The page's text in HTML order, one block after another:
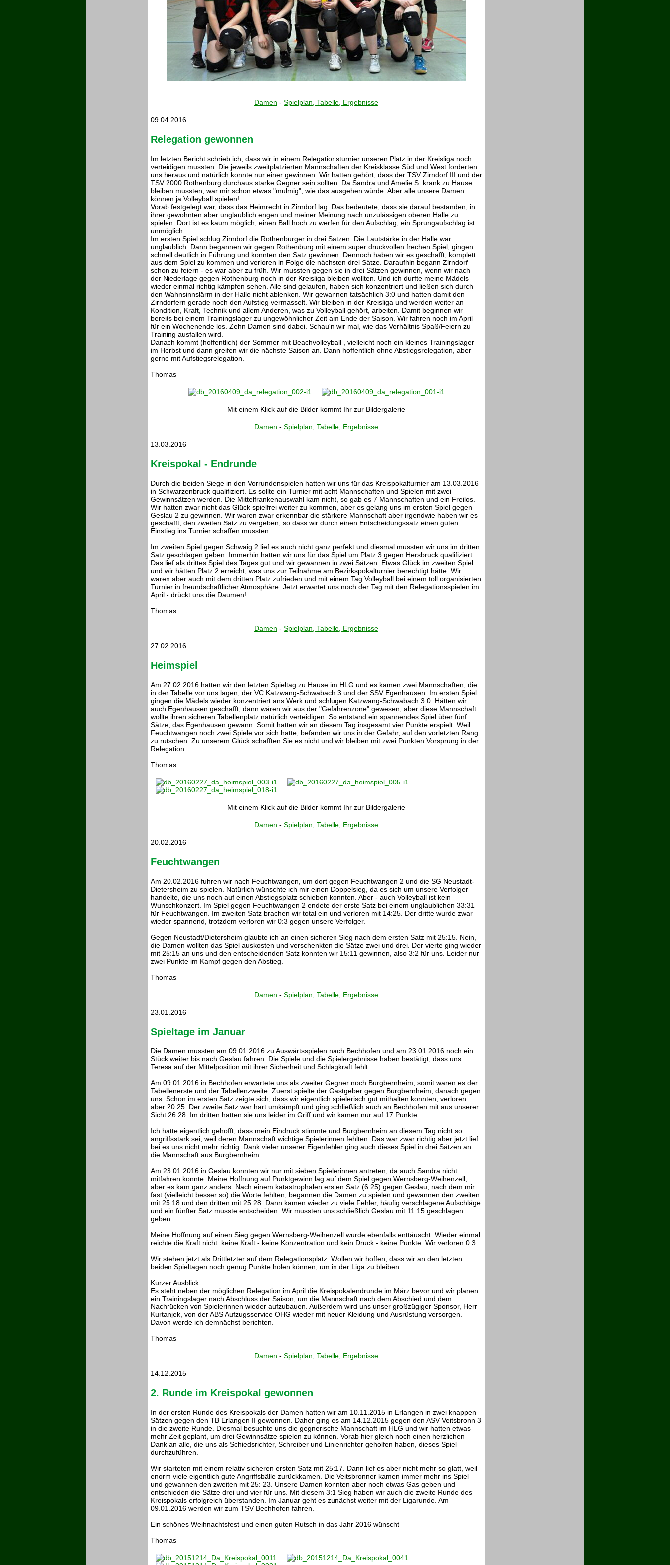
Damen - Spielplan, Tabelle, Ergebnisse
09.04.2016
Relegation gewonnen
Im letzten Bericht schrieb ich, dass wir in einem Relegationsturnier unseren Platz in der Kreisliga noch
verteidigen mussten. Die jeweils zweitplatzierten Mannschaften der Kreisklasse Süd und West forderten
uns heraus und natürlich konnte nur einer gewinnen. Wir hatten gehört, dass der TSV Zirndorf III und der
TSV 2000 Rothenburg durchaus starke Gegner sein sollten. Da Sandra und Amelie S. krank zu Hause
bleiben mussten, war mir schon etwas "mulmig", wie das ausgehen würde. Aber alle unsere Damen
können ja Volleyball spielen!
Vorab festgelegt war, dass das Heimrecht in Zirndorf lag. Das bedeutete, dass sie darauf bestanden, in
ihrer gewohnten aber unglaublich engen und meiner Meinung nach unzulässigen oberen Halle zu
spielen. Dort ist es kaum möglich, einen Ball hoch zu werfen für den Aufschlag, ein Sprungaufschlag ist
unmöglich.
Im ersten Spiel schlug Zirndorf die Rothenburger in drei Sätzen. Die Lautstärke in der Halle war
unglaublich. Dann begannen wir gegen Rothenburg mit einem super druckvollen frechen Spiel, gingen
schnell deutlich in Führung und konnten den Satz gewinnen. Dennoch haben wir es geschafft, komplett
aus dem Spiel zu kommen und verloren in Folge die nächsten drei Sätze. Daraufhin begann Zirndorf
schon zu feiern - es war aber zu früh. Wir mussten gegen sie in drei Sätzen gewinnen, wenn wir nach
der Niederlage gegen Rothenburg noch in der Kreisliga bleiben wollten. Und ich durfte meine Mädels
wieder einmal richtig kämpfen sehen. Alle sind gelaufen, haben sich konzentriert und ließen sich durch
den Wahnsinnslärm in der Halle nicht ablenken. Wir gewannen tatsächlich 3:0 und hatten damit den
Zirndorfern gerade noch den Aufstieg vermasselt. Wir bleiben in der Kreisliga und werden weiter an
Kondition, Kraft, Technik und allem Anderen, was zu Volleyball gehört, arbeiten. Damit beginnen wir
bereits bei einem Trainingslager zu ungewöhnlicher Zeit am Ende der Saison. Wir fahren noch im April
für ein Wochenende los. Zehn Damen sind dabei. Schau'n wir mal, wie das Verhältnis Spaß/Feiern zu
Training ausfallen wird.
Danach kommt (hoffentlich) der Sommer mit Beachvolleyball , vielleicht noch ein kleines Trainingslager
im Herbst und dann greifen wir die nächste Saison an. Dann hoffentlich ohne Abstiegsrelegation, aber
gerne mit Aufstiegsrelegation.
Thomas
Mit einem Klick auf die Bilder kommt Ihr zur Bildergalerie
Damen - Spielplan, Tabelle, Ergebnisse
13.03.2016
Kreispokal - Endrunde
Durch die beiden Siege in den Vorrundenspielen hatten wir uns für das Kreispokalturnier am 13.03.2016
in Schwarzenbruck qualifiziert. Es sollte ein Turnier mit acht Mannschaften und Spielen mit zwei
Gewinnsätzen werden. Die Mittelfrankenauswahl kam nicht, so gab es 7 Mannschaften und ein Freilos.
Wir hatten zwar nicht das Glück spielfrei weiter zu kommen, aber es gelang uns im ersten Spiel gegen
Geslau 2 zu gewinnen. Wir waren zwar erkennbar die stärkere Mannschaft aber irgendwie haben wir es
geschafft, den zweiten Satz zu vergeben, so dass wir durch einen Entscheidungssatz einen guten
Einstieg ins Turnier schaffen mussten.
Im zweiten Spiel gegen Schwaig 2 lief es auch nicht ganz perfekt und diesmal mussten wir uns im dritten
Satz geschlagen geben. Immerhin hatten wir uns für das Spiel um Platz 3 gegen Hersbruck qualifiziert.
Das lief als drittes Spiel des Tages gut und wir gewannen in zwei Sätzen. Etwas Glück im zweiten Spiel
und wir hätten Platz 2 erreicht, was uns zur Teilnahme am Bezirkspokalturnier berechtigt hätte. Wir
waren aber auch mit dem dritten Platz zufrieden und mit einem Tag Volleyball bei einem toll organisierten
Turnier in freundschaftlicher Atmosphäre. Jetzt erwartet uns noch der Tag mit den Relegationsspielen im
April - drückt uns die Daumen!
Thomas
Damen - Spielplan, Tabelle, Ergebnisse
27.02.2016
Heimspiel
Am 27.02.2016 hatten wir den letzten Spieltag zu Hause im HLG und es kamen zwei Mannschaften, die
in der Tabelle vor uns lagen, der VC Katzwang-Schwabach 3 und der SSV Egenhausen. Im ersten Spiel
gingen die Mädels wieder konzentriert ans Werk und schlugen Katzwang-Schwabach 3:0. Hätten wir
auch Egenhausen geschafft, dann wären wir aus der "Gefahrenzone" gewesen, aber diese Mannschaft
wollte ihren sicheren Tabellenplatz natürlich verteidigen. So entstand ein spannendes Spiel über fünf
Sätze, das Egenhausen gewann. Somit hatten wir an diesem Tag insgesamt vier Punkte erspielt. Weil
Feuchtwangen noch zwei Spiele vor sich hatte, befanden wir uns in der Gefahr, auf den vorletzten Rang
zu rutschen. Zu unserem Glück schafften Sie es nicht und wir bleiben mit zwei Punkten Vorsprung in der
Relegation.
Thomas
Mit einem Klick auf die Bilder kommt Ihr zur Bildergalerie
Damen - Spielplan, Tabelle, Ergebnisse
20.02.2016
Feuchtwangen
Am 20.02.2016 fuhren wir nach Feuchtwangen, um dort gegen Feuchtwangen 2 und die SG Neustadt-
Dietersheim zu spielen. Natürlich wünschte ich mir einen Doppelsieg, da es sich um unsere Verfolger
handelte, die uns noch auf einen Abstiegsplatz schieben konnten. Aber - auch Volleyball ist kein
Wunschkonzert. Im Spiel gegen Feuchtwangen 2 endete der erste Satz bei einem unglaublichen 33:31
für Feuchtwangen. Im zweiten Satz brachen wir total ein und verloren mit 14:25. Der dritte wurde zwar
wieder spannend, trotzdem verloren wir 0:3 gegen unsere Verfolger.
Gegen Neustadt/Dietersheim glaubte ich an einen sicheren Sieg nach dem ersten Satz mit 25:15. Nein,
die Damen wollten das Spiel auskosten und verschenkten die Sätze zwei und drei. Der vierte ging wieder
mit 25:15 an uns und den entscheidenden Satz konnten wir 15:11 gewinnen, also 3:2 für uns. Leider nur
zwei Punkte im Kampf gegen den Abstieg.
Thomas
Damen - Spielplan, Tabelle, Ergebnisse
23.01.2016
Spieltage im Januar
Die Damen mussten am 09.01.2016 zu Auswärtsspielen nach Bechhofen und am 23.01.2016 noch ein
Stück weiter bis nach Geslau fahren. Die Spiele und die Spielergebnisse haben bestätigt, dass uns
Teresa auf der Mittelposition mit ihrer Sicherheit und Schlagkraft fehlt.
Am 09.01.2016 in Bechhofen erwartete uns als zweiter Gegner noch Burgbernheim, somit waren es der
Tabellenerste und der Tabellenzweite. Zuerst spielte der Gastgeber gegen Burgbernheim, danach gegen
uns. Schon im ersten Satz zeigte sich, dass wir eigentlich spielerisch gut mithalten konnten, verloren
aber 20:25. Der zweite Satz war hart umkämpft und ging schließlich auch an Bechhofen mit aus unserer
Sicht 26:28. Im dritten hatten sie uns leider im Griff und wir kamen nur auf 17 Punkte.
Ich hatte eigentlich gehofft, dass mein Eindruck stimmte und Burgbernheim an diesem Tag nicht so
angriffsstark sei, weil deren Mannschaft wichtige Spielerinnen fehlten. Das war zwar richtig aber jetzt lief
bei es uns nicht mehr richtig. Dank vieler unserer Eigenfehler ging auch dieses Spiel in drei Sätzen an
die Mannschaft aus Burgbernheim.
Am 23.01.2016 in Geslau konnten wir nur mit sieben Spielerinnen antreten, da auch Sandra nicht
mitfahren konnte. Meine Hoffnung auf Punktgewinn lag auf dem Spiel gegen Wernsberg-Weihenzell,
aber es kam ganz anders. Nach einem katastrophalen ersten Satz (6:25) gegen Geslau, nach dem mir
fast (vielleicht besser so) die Worte fehlten, begannen die Damen zu spielen und gewannen den zweiten
mit 25:18 und den dritten mit 25:28. Dann kamen wieder zu viele Fehler, häufig verschlagene Aufschläge
und ein fünfter Satz musste entscheiden. Wir mussten uns schließlich Geslau mit 11:15 geschlagen
geben.
Meine Hoffnung auf einen Sieg gegen Wernsberg-Weihenzell wurde ebenfalls enttäuscht. Wieder einmal
reichte die Kraft nicht: keine Kraft - keine Konzentration und kein Druck - keine Punkte. Wir verloren 0:3.
Wir stehen jetzt als Drittletzter auf dem Relegationsplatz. Wollen wir hoffen, dass wir an den letzten
beiden Spieltagen noch genug Punkte holen können, um in der Liga zu bleiben.
Kurzer Ausblick:
Es steht neben der möglichen Relegation im April die Kreispokalendrunde im März bevor und wir planen
ein Trainingslager nach Abschluss der Saison, um die Mannschaft nach dem Abschied und dem
Nachrücken von Spielerinnen wieder aufzubauen. Außerdem wird uns unser großzügiger Sponsor, Herr
Kurtanjek, von der ABS Aufzugsservice OHG wieder mit neuer Kleidung und Ausrüstung versorgen.
Davon werde ich demnächst berichten.
Thomas
Damen - Spielplan, Tabelle, Ergebnisse
14.12.2015
2. Runde im Kreispokal gewonnen
In der ersten Runde des Kreispokals der Damen hatten wir am 10.11.2015 in Erlangen in zwei knappen
Sätzen gegen den TB Erlangen II gewonnen. Daher ging es am 14.12.2015 gegen den ASV Veitsbronn 3
in die zweite Runde. Diesmal besuchte uns die gegnerische Mannschaft im HLG und wir hatten etwas
mehr Zeit geplant, um drei Gewinnsätze spielen zu können. Vorab hier gleich noch einen herzlichen
Dank an alle, die uns als Schiedsrichter, Schreiber und Linienrichter geholfen haben, dieses Spiel
durchzuführen.
Wir starteten mit einem relativ sicheren ersten Satz mit 25:17. Dann lief es aber nicht mehr so glatt, weil
enorm viele eigentlich gute Angriffsbälle zurückkamen. Die Veitsbronner kamen immer mehr ins Spiel
und gewannen den zweiten mit 25: 23. Unsere Damen konnten aber noch etwas Gas geben und
entschieden die Sätze drei und vier für uns. Mit diesem 3:1 Sieg haben wir auch die zweite Runde des
Kreispokals erfolgreich überstanden. Im Januar geht es zunächst weiter mit der Ligarunde. Am
09.01.2016 werden wir zum TSV Bechhofen fahren.
Ein schönes Weihnachtsfest und einen guten Rutsch in das Jahr 2016 wünscht
Thomas